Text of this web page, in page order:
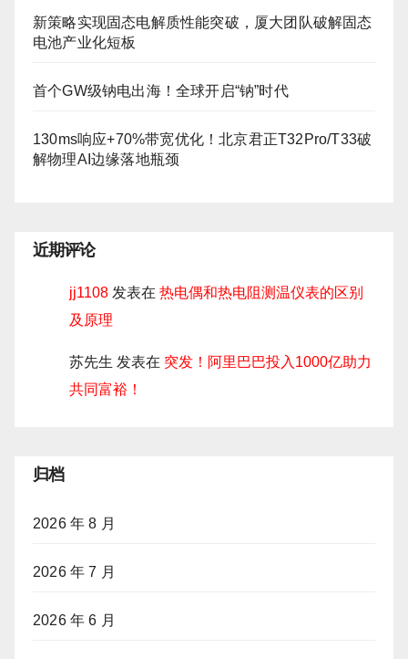
新策略实现固态电解质性能突破，厦大团队破解固态
电池产业化短板
首个GW级钠电出海！全球开启“钠”时代
130ms响应+70%带宽优化！北京君正T32Pro/T33破
解物理AI边缘落地瓶颈
近期评论
jj1108 发表在 热电偶和热电阻测温仪表的区别
及原理
苏先生 发表在 突发！阿里巴巴投入1000亿助力
共同富裕！
归档
2026 年 8 月
2026 年 7 月
2026 年 6 月